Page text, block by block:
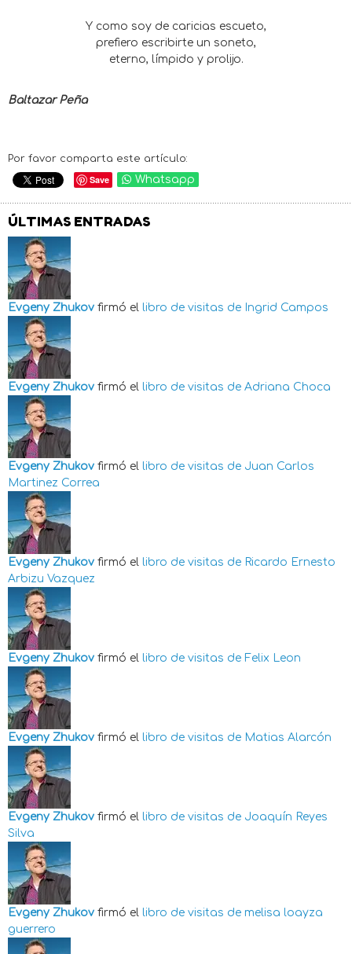
Y como soy de caricias escueto,
prefiero escribirte un soneto,
eterno, límpido y prolijo.
Baltazar Peña
Por favor comparta este artículo:
Save Whatsapp
ÚLTIMAS ENTRADAS
Evgeny Zhukov firmó el libro de visitas de Ingrid Campos
Evgeny Zhukov firmó el libro de visitas de Adriana Choca
Evgeny Zhukov firmó el libro de visitas de Juan Carlos
Martinez Correa
Evgeny Zhukov firmó el libro de visitas de Ricardo Ernesto
Arbizu Vazquez
Evgeny Zhukov firmó el libro de visitas de Felix Leon
Evgeny Zhukov firmó el libro de visitas de Matias Alarcón
Evgeny Zhukov firmó el libro de visitas de Joaquín Reyes
Silva
Evgeny Zhukov firmó el libro de visitas de melisa loayza
guerrero